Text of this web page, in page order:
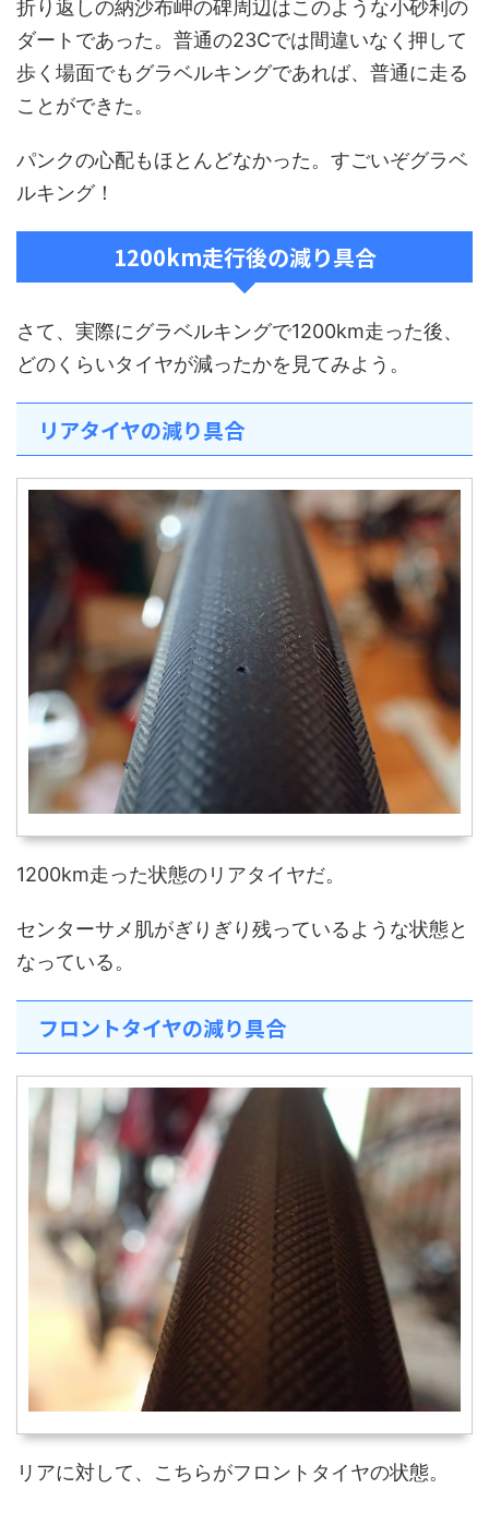
折り返しの納沙布岬の碑周辺はこのような小砂利の
ダートであった。普通の23Cでは間違いなく押して
歩く場面でもグラベルキングであれば、普通に走る
ことができた。
パンクの心配もほとんどなかった。すごいぞグラベ
ルキング！
1200km走行後の減り具合
さて、実際にグラベルキングで1200km走った後、
どのくらいタイヤが減ったかを見てみよう。
リアタイヤの減り具合
1200km走った状態のリアタイヤだ。
センターサメ肌がぎりぎり残っているような状態と
なっている。
フロントタイヤの減り具合
リアに対して、こちらがフロントタイヤの状態。